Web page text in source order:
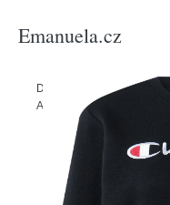
Emanuela.cz
Domů Produkty/Ženy
Athletic Apparel červená /